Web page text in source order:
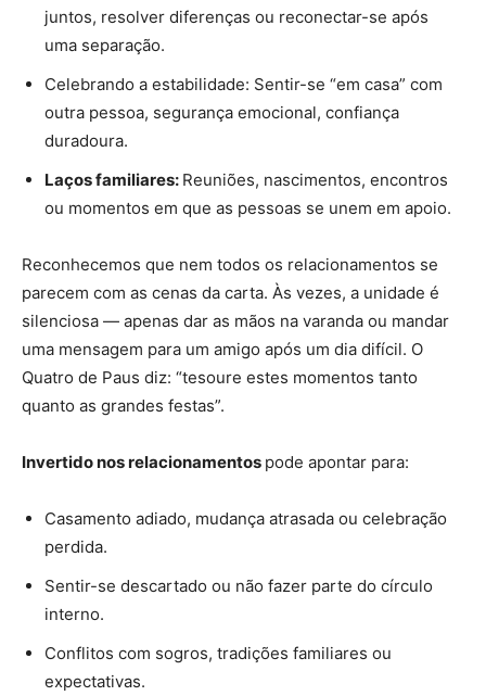
juntos, resolver diferenças ou reconectar-se após
uma separação.
Celebrando a estabilidade: Sentir-se “em casa” com
outra pessoa, segurança emocional, confiança
duradoura.
Laços familiares: Reuniões, nascimentos, encontros
ou momentos em que as pessoas se unem em apoio.
Reconhecemos que nem todos os relacionamentos se
parecem com as cenas da carta. Às vezes, a unidade é
silenciosa — apenas dar as mãos na varanda ou mandar
uma mensagem para um amigo após um dia difícil. O
Quatro de Paus diz: “tesoure estes momentos tanto
quanto as grandes festas”.
Invertido nos relacionamentos pode apontar para:
Casamento adiado, mudança atrasada ou celebração
perdida.
Sentir-se descartado ou não fazer parte do círculo
interno.
Conflitos com sogros, tradições familiares ou
expectativas.